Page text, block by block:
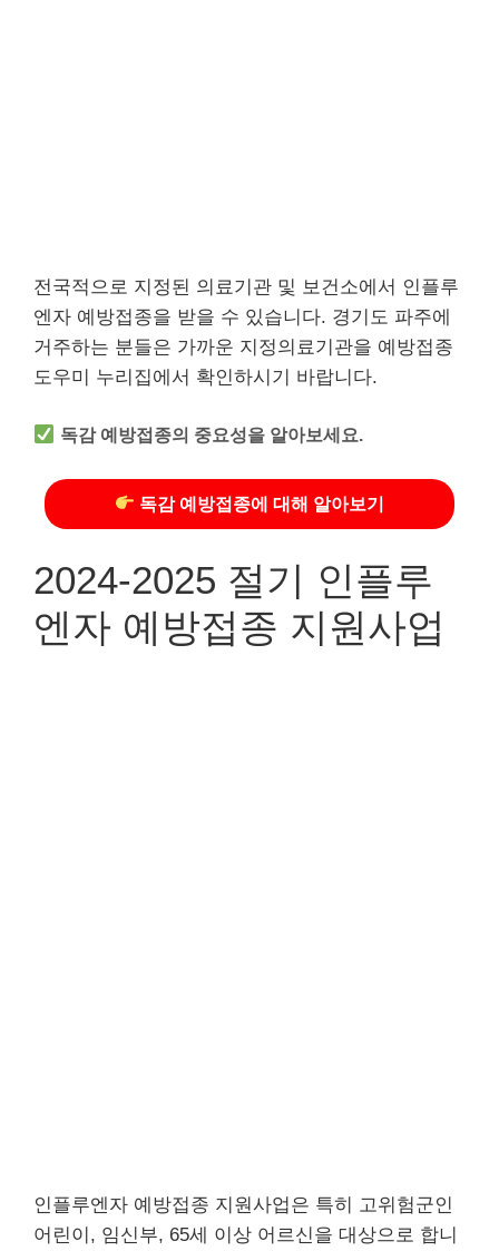
전국적으로 지정된 의료기관 및 보건소에서 인플루
엔자 예방접종을 받을 수 있습니다. 경기도 파주에
거주하는 분들은 가까운 지정의료기관을 예방접종
도우미 누리집에서 확인하시기 바랍니다.
독감 예방접종의 중요성을 알아보세요.
독감 예방접종에 대해 알아보기
2024-2025 절기 인플루
엔자 예방접종 지원사업
인플루엔자 예방접종 지원사업은 특히 고위험군인
어린이, 임신부, 65세 이상 어르신을 대상으로 합니